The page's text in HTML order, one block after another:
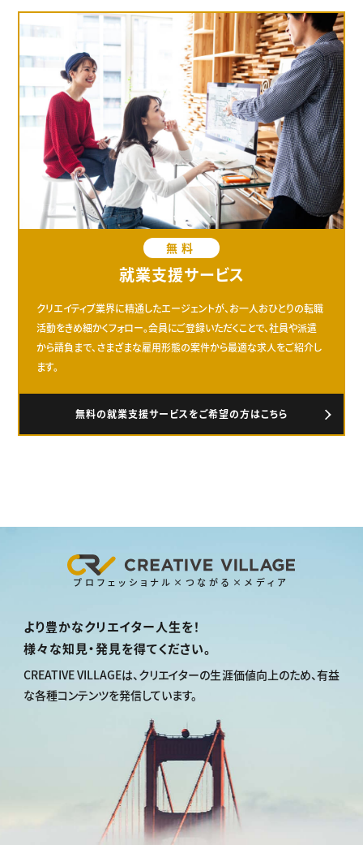
無料
就業支援サービス
クリエイティブ業界に精通したエージェントが、お一人おひとりの転職
活動をきめ細かくフォロー。会員にご登録いただくことで、社員や派遣
から請負まで、さまざまな雇用形態の案件から最適な求人をご紹介し
ます。
無料の就業支援サービスをご希望の方はこちら
プロフェッショナル×つながる×メディア
より豊かなクリエイター人生を！
様々な知見・発見を得てください。
CREATIVE VILLAGEは、クリエイターの生涯価値向上のため、有益
な各種コンテンツを発信しています。